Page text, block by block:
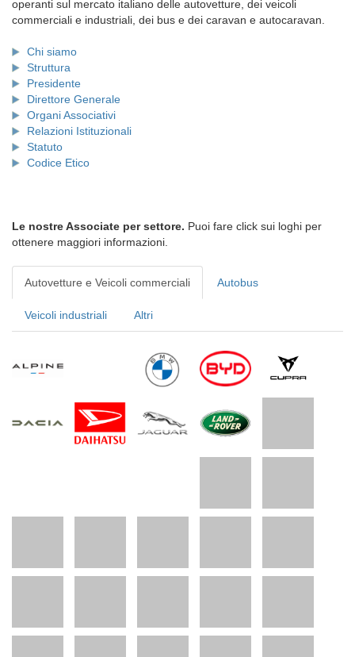
operanti sul mercato italiano delle autovetture, dei veicoli
commerciali e industriali, dei bus e dei caravan e autocaravan.
Chi siamo
Struttura
Presidente
Direttore Generale
Organi Associativi
Relazioni Istituzionali
Statuto
Codice Etico
Le nostre Associate per settore. Puoi fare click sui loghi per
ottenere maggiori informazioni.
Autovetture e Veicoli commerciali Autobus
Veicoli industriali Altri